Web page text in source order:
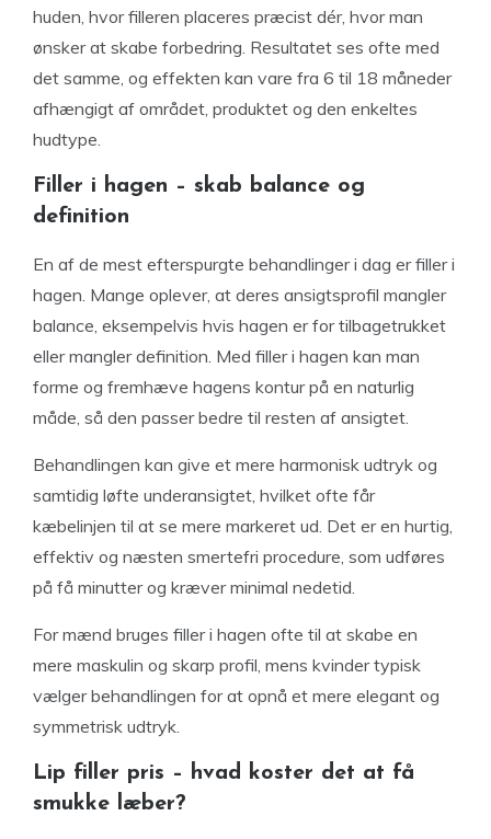
huden, hvor filleren placeres præcist dér, hvor man
ønsker at skabe forbedring. Resultatet ses ofte med
det samme, og effekten kan vare fra 6 til 18 måneder
afhængigt af området, produktet og den enkeltes
hudtype.
Filler i hagen – skab balance og
definition
En af de mest efterspurgte behandlinger i dag er filler i
hagen. Mange oplever, at deres ansigtsprofil mangler
balance, eksempelvis hvis hagen er for tilbagetrukket
eller mangler definition. Med filler i hagen kan man
forme og fremhæve hagens kontur på en naturlig
måde, så den passer bedre til resten af ansigtet.
Behandlingen kan give et mere harmonisk udtryk og
samtidig løfte underansigtet, hvilket ofte får
kæbelinjen til at se mere markeret ud. Det er en hurtig,
effektiv og næsten smertefri procedure, som udføres
på få minutter og kræver minimal nedetid.
For mænd bruges filler i hagen ofte til at skabe en
mere maskulin og skarp profil, mens kvinder typisk
vælger behandlingen for at opnå et mere elegant og
symmetrisk udtryk.
Lip filler pris – hvad koster det at få
smukke læber?